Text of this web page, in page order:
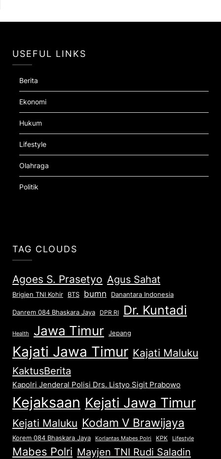
USEFUL LINKS
Berita
Ekonomi
Hukum
Lifestyle
Olahraga
Politik
TAG CLOUDS
Agoes S. Prasetyo Agus Sahat
Brigjen TNI Kohir BTS bumn Danantara Indonesia
Danrem 084 Bhaskara Jaya DPR RI Dr. Kuntadi
Health Jawa Timur Jepang
Kajati Jawa Timur Kajati Maluku
KaktusBerita
Kapolri Jenderal Polisi Drs. Listyo Sigit Prabowo
Kejaksaan Kejati Jawa Timur
Kejati Maluku Kodam V Brawijaya
Korem 084 Bhaskara Jaya Korlantas Mabes Polri KPK Lifestyle
Mabes Polri Mayjen TNI Rudi Saladin